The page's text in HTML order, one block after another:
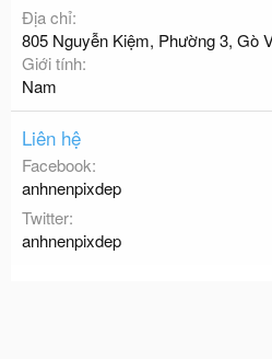
Địa chỉ
805 Nguyễn Kiệm, Phường 3, Gò
Giới tính
Nam
Liên hệ
Facebook
anhnenpixdep
Twitter
anhnenpixdep